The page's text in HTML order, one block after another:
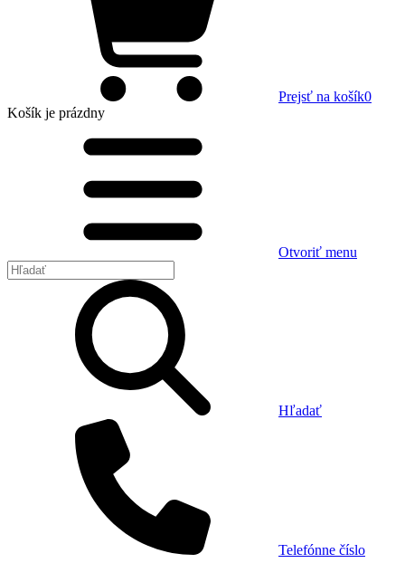
Prejsť na košík0
Košík je prázdny
Otvoriť menu
Hľadať
Telefónne číslo